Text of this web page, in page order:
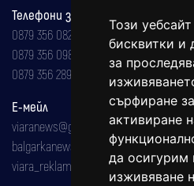
Този
бисквитки и
за
сърфиране
активиране
да осигурим
изживяване
Телефони за реклама и
0879 356 082
0879 356 098
0879 356 289
Е-мейл
viaranews@gmail.com
balgarkanews@gmail.com
viara_reklama@mail.bg